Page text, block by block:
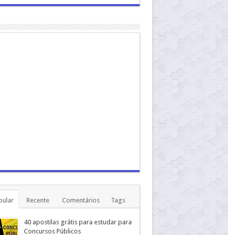
Recente Comentários Tags
40 apostilas grátis para estudar para
Concursos Públicos